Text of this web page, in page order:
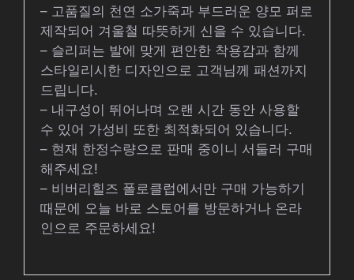
– 고품질의 천연 소가죽과 부드러운 양모 퍼로
제작되어 겨울철 따뜻하게 신을 수 있습니다.
– 슬리퍼는 발에 맞게 편안한 착용감과 함께
스타일리시한 디자인으로 고객님께 패션까지
드립니다.
– 내구성이 뛰어나며 오랜 시간 동안 사용할
수 있어 가성비 또한 최적화되어 있습니다.
– 현재 한정수량으로 판매 중이니 서둘러 구매
해주세요!
– 비버리힐즈 폴로클럽에서만 구매 가능하기
때문에 오늘 바로 스토어를 방문하거나 온라
인으로 주문하세요!